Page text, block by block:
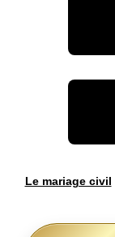
Le mariage civil